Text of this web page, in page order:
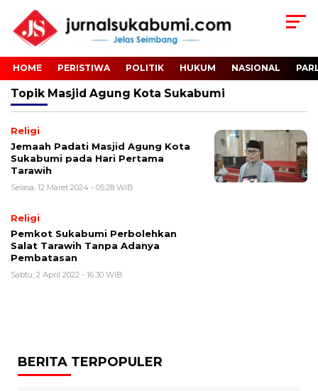
HOME PERISTIWA POLITIK HUKUM NASIONAL
Topik Masjid Agung Kota Sukabumi
Religi
Jemaah Padati Masjid Agung Kota
Sukabumi pada Hari Pertama
Tarawih
Selasa, 12 Maret 2024 - 05:28 WIB
Religi
Pemkot Sukabumi Perbolehkan
Salat Tarawih Tanpa Adanya
Pembatasan
Sabtu, 2 April 2022 - 16:30 WIB
BERITA TERPOPULER